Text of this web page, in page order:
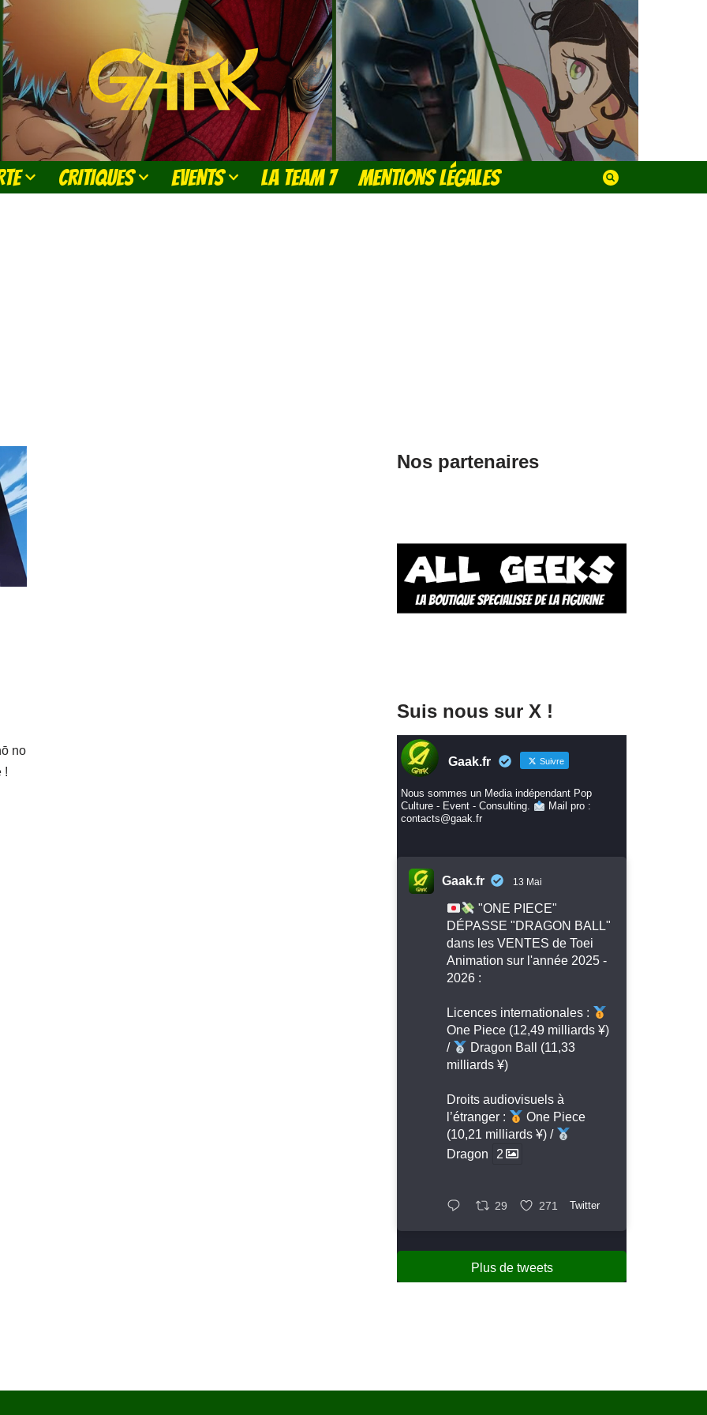
CRITIQUES EVENTS LA TEAM 7 MENTIONS LÉGALES
no
!
Nos partenaires
Suis nous sur X !
Gaak.fr Suivre
Nous sommes un Media indépendant Pop
Culture - Event - Consulting.
Mail pro :
contacts@gaak.fr
Gaak.fr 13 Mai
"ONE PIECE"
DÉPASSE "DRAGON BALL"
dans les VENTES de Toei
Animation sur l'année 2025 -
2026 :
Licences internationales :
One Piece (12,49 milliards ¥)
/
Dragon Ball (11,33
milliards ¥)
Droits audiovisuels à
l’étranger :
One Piece
(10,21 milliards ¥) /
Dragon
2
29 271 Twitter
Plus de tweets